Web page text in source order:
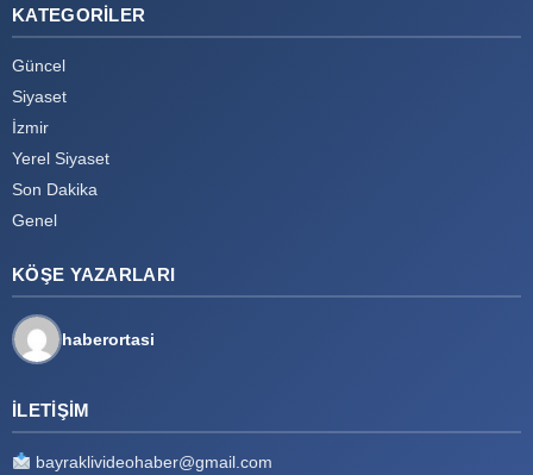
KATEGORILER
Güncel
Siyaset
İzmir
Yerel Siyaset
Son Dakika
Genel
KÖŞE YAZARLARI
haberortasi
İLETIŞIM
bayraklivideohaber@gmail.com